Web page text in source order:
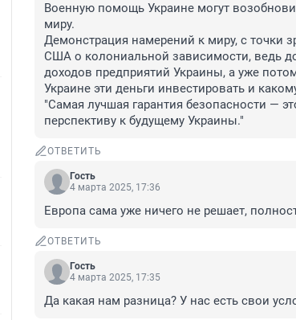
Военную помощь Украине могут
миру.
Демонстрация намерений к миру, с точки
США о колониальной зависимости, ведь
доходов предприятий Украины, а уже
Украине эти деньги инвестировать и
"Самая лучшая гарантия безопасности —
перспективу к будущему Украины."
ОТВЕТИТЬ
Гость
4 марта 2025, 17:36
Европа сама уже ничего не решает,
ОТВЕТИТЬ
Гость
4 марта 2025, 17:35
Да какая нам разница? У нас есть свои